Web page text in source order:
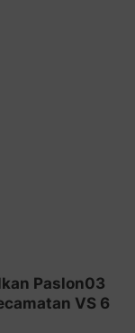
Paslon03
VS 6